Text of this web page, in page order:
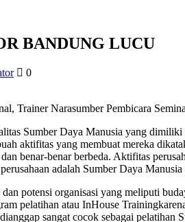
BANDUNG LUCU
0
Trainer Narasumber Pembicara
Sumber Daya Manusia yang
aktifitas yang membuat mereka
benar-benar berbeda. Aktifitas
adalah Sumber Daya
potensi organisasi yang meliputi
pelatihan atau InHouse
sangat cocok sebagai